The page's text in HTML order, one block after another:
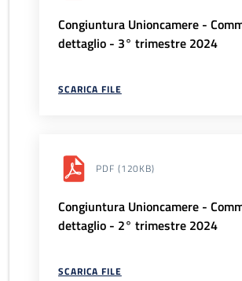
Congiuntura Unioncamere -
dettaglio - 3° trimestre 2024
SCARICA FILE
PDF (120KB)
Congiuntura Unioncamere -
dettaglio - 2° trimestre 2024
SCARICA FILE